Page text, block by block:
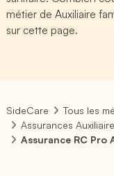
métier de Auxiliaire
sur cette page.
SideCare
Tous les
Assurances
Assurance RC Pro